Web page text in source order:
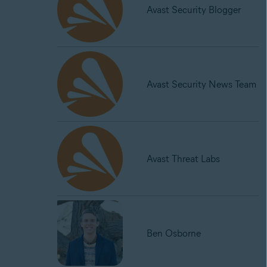
Avast Security Blogger
Avast Security News Team
Avast Threat Labs
Ben Osborne